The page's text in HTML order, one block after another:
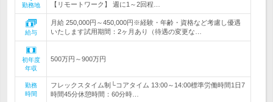
勤務地
【リモートワーク】 週に1～2回程…
給与
月給 250,000円～450,000円※経験・年齢・資格など考慮し優遇
いたします試用期間：2ヶ月あり（待遇の変更な…
初年度
年収
500万円～900万円
勤務
時間
フレックスタイム制└コアタイム 13:00～14:00標準労働時間1日7
時間45分休憩時間：60分時…